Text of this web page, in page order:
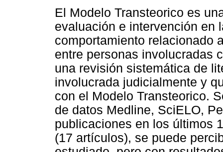
El Modelo Transteorico es
evaluación e intervención en
comportamiento relacionado
entre personas involucradas
una revisión sistemática de
involucrada judicialmente y
con el Modelo Transteorico.
de datos Medline, SciELO,
publicaciones en los últimos
(17 artículos), se puede